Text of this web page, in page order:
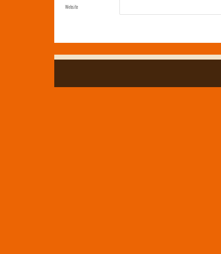
Website